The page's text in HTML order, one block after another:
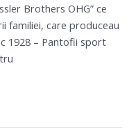
Brothers OHG” ce
familiei, care produceau
1928 – Pantofii sport